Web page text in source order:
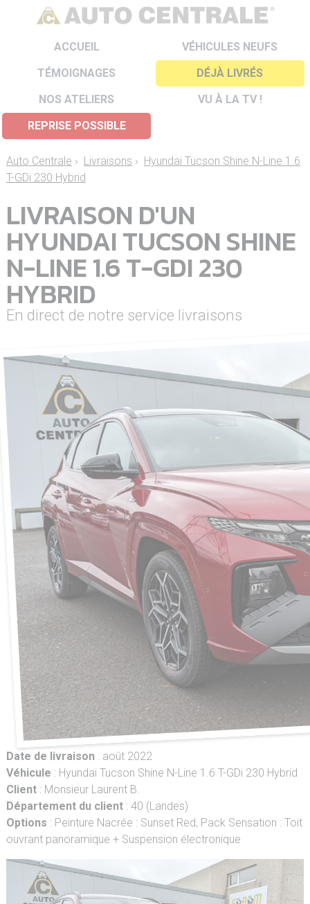
ACCUEIL
VÉHICULES NEUFS
TÉMOIGNAGES
DÉJÀ LIVRÉS
NOS ATELIERS
VU À LA TV !
REPRISE POSSIBLE
Auto Centrale › Livraisons › Hyundai Tucson Shine N-Line 1.6
T-GDi 230 Hybrid
LIVRAISON D'UN
HYUNDAI TUCSON SHINE
N-LINE 1.6 T-GDI 230
HYBRID
En direct de notre service livraisons
Date de livraison: août 2022
Véhicule : Hyundai Tucson Shine N-Line 1.6 T-GDi 230 Hybrid
Client: Monsieur Laurent B.
Département du client: 40 (Landes)
Options : Peinture Nacrée : Sunset Red, Pack Sensation : Toit
ouvrant panoramique + Suspension électronique